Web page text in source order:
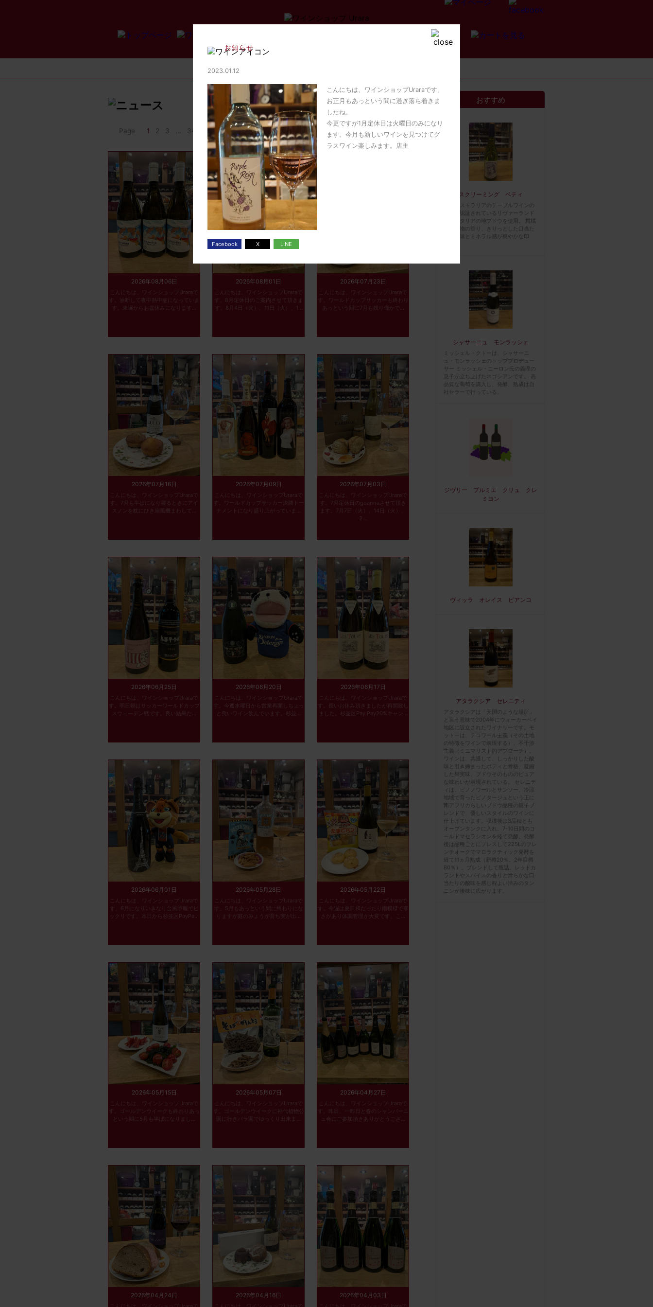
Page 1 2 3 34 >>
2026年08月06日
こんにちは、ワインショップUraraで
す。油断して夜中熱中症になっていま
す。来週からお盆休みになります...
2026年08月01日
こんにちは、ワインショップUraraで
す。8月定休日のご案内させて頂きま
す。8月4日（火）、11日（火）、1...
2026年07月23日
こんにちは、ワインショップUraraで
す。ワールドカップサッカーも終わり
あっという間に7月も残り僅かで...
2026年07月16日
こんにちは、ワインショップUraraで
す。7月も半ばになり寝るときにアイ
スノンを枕にひき扇風機まわして...
2026年07月09日
こんにちは、ワインショップUraraで
す。ワールドカップサッカー決勝トー
ナメントになり盛り上がっていま...
2026年07月03日
こんにちは、ワインショップUraraで
す。7月定休日のgoannaさせて頂き
ます。7月7日（火）、14日（火）、
2...
2026年06月25日
こんにちは、ワインショップUraraで
す。明日朝はサッカーワールドカップ
スウェーデン戦です。良い結果だ...
2026年06月20日
こんにちは、ワインショップUraraで
す。今週水曜日から営業再開しちょっ
と良いワイン飲んでいます。杉並...
2026年06月17日
こんにちは、ワインショップUraraで
す。長いお休み頂きましたが再開致し
ました。杉並区Pay Pay20%キャン...
2026年06月01日
こんにちは、ワインショップUraraで
す。6月になりいきなり台風予報でビ
ックリです。本日から杉並区PayPa...
2026年05月28日
こんにちは、ワインショップUraraで
す。5月もあっという間に終わりにな
りますが庭のみょうが育ち実が出...
2026年05月22日
こんにちは、ワインショップUraraで
す。今週は夏日和だったり雨模様で寒
さがあり体調管理が大変です。こ...
2026年05月15日
こんにちは、ワインショップUraraで
す。ゴールデンウイークも終わりあっ
という間に5月も半ばになりまし...
2026年05月07日
こんにちは、ワインショップUraraで
す。ゴールデンウイークに神代植物公
園に行きバラ園でゆっくり出来ま...
2026年04月27日
こんにちは、ワインショップUraraで
す。昨日、一昨日と春のシャンパーニ
ュ会にご参加頂きありがとうござ...
2026年04月24日 2026年04月16日 2026年04月03日
おすすめ
スクリーミング ベティ
南オーストラリアのテーブルワインの
産地と認証されているリヴァーランド
で南イタリアの地ブドウを使用。 柑橘
系な果物の香り、きりっとした口当た
りの酸味とミネラル感が爽やかな印
シャサーニュ モンラッシェ
ミッシェル・クトーは、シャサーニ
ュ・モンラッシェのトッププロデュー
サー ミッシェル・ニーロン氏の義理の
息子が立ち上げたネゴシアンです。 高
品質な葡萄を購入し、発酵、熟成は自
社セラーで行っている。
ジヴリー プルミエ クリュ クレ
ミヨン
ヴィッラ オレイス ビアンコ
アタラクシア セレニティ
アタラクシアは「天国のような場所」
と言う意味で2004年にウォーカーベイ
地区に設立されたワイナリーです。モ
ットーは、テロワール主義（その土地
の特徴をワインで表現する）、不干渉
主義（ミニマリスト的アプローチ）。
ワインは、共通して、しっかりした酸
味と引き締まったボディと骨格、凝縮
した果実味、ブドウそのもののピュア
な味わいが表現されている。 セレニテ
ィは、ピノノワールとサンソー、冷涼
地域で育ったピノタージュという正に
南アフリカらしいブドウ品種の親子ブ
レンドで、優しいスタイルのワインに
仕上げています。収穫後は3品種とも
オープンタンクに入れ、7-10日間のコ
ールドマセラシオンを経て発酵。発酵
後は品種ごとにプレスして225Lのフレ
ンチオークでマロラクティック発酵を
経て11ヵ月熟成（新樽20％、2年目樽
80％）。ブレンドして瓶詰。レッドカ
ラントやスパイスの香りと滑らかな口
当たりの酸味を感じ程よい渋みのタン
ニンが後味に広がります。
お知らせ
2023.01.12
こんにちは、ワインショップUraraです。
お正月もあっという間に過ぎ落ち着きま
したね。
今更ですが1月定休日は火曜日のみになり
ます。今月も新しいワインを見つけてグ
ラスワイン楽しみます。店主